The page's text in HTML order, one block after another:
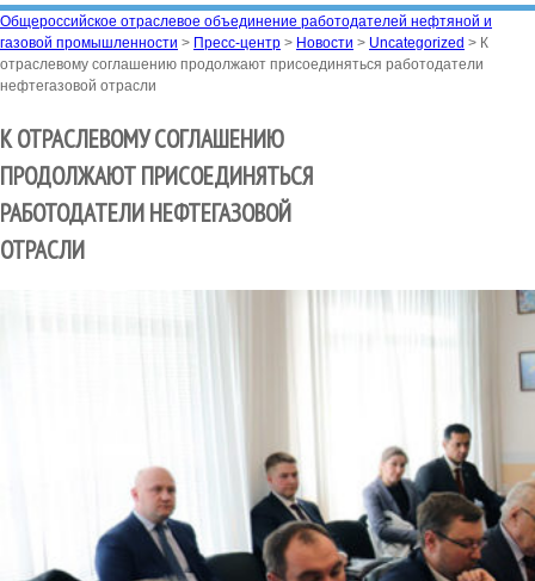
Общероссийское отраслевое объединение работодателей нефтяной и
газовой промышленности > Пресс-центр > Новости > Uncategorized > К
отраслевому соглашению продолжают присоединяться работодатели
нефтегазовой отрасли
К ОТРАСЛЕВОМУ СОГЛАШЕНИЮ
ПРОДОЛЖАЮТ ПРИСОЕДИНЯТЬСЯ
РАБОТОДАТЕЛИ НЕФТЕГАЗОВОЙ
ОТРАСЛИ